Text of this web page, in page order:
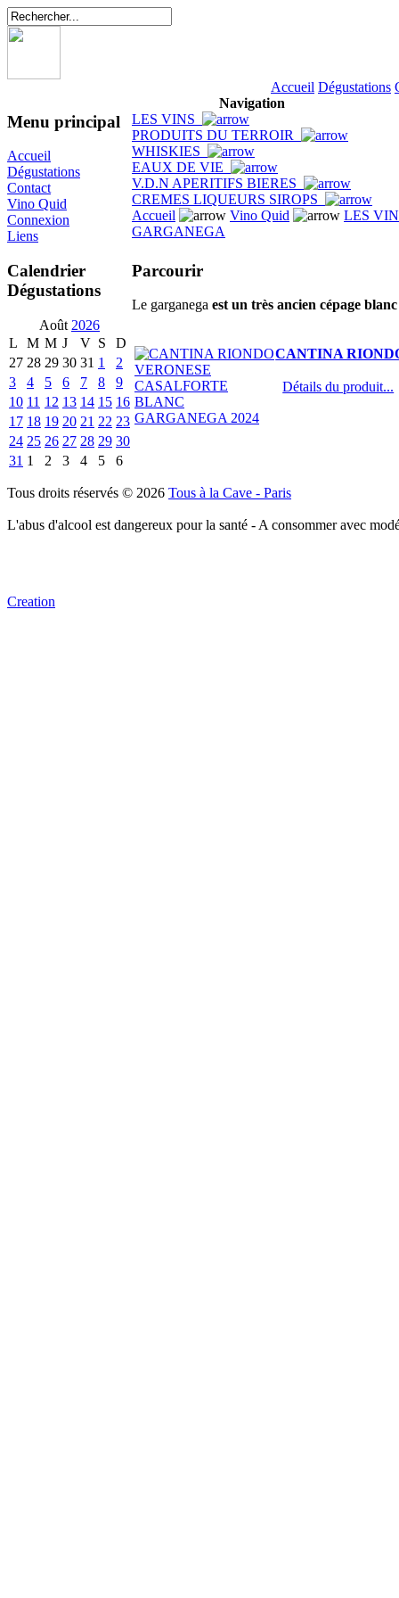
Accueil Dégustations
Menu principal
Accueil
Dégustations
Contact
Vino Quid
Connexion
Liens
Calendrier
Dégustations
Août 2026
L
M M J V S
D
27 28 29 30 31 1
2
3
4 5 6 7 8
9
10 11 12 13 14 15 16
17 18 19 20 21 22 23
24 25 26 27 28 29 30
31 1 2 3 4 5 6
Navigation
LES VINS
PRODUITS DU TERROIR
WHISKIES
EAUX DE VIE
V.D.N APERITIFS BIERES
CREMES LIQUEURS SIROPS
Accueil
Vino Quid
LES
GARGANEGA
Parcourir
Le garganega est un très ancien cépage
CANTINA
Détails du produit...
Tous droits réservés © 2026 Tous à la Cave - Paris
L'abus d'alcool est dangereux pour la santé - A consommer avec
Creation